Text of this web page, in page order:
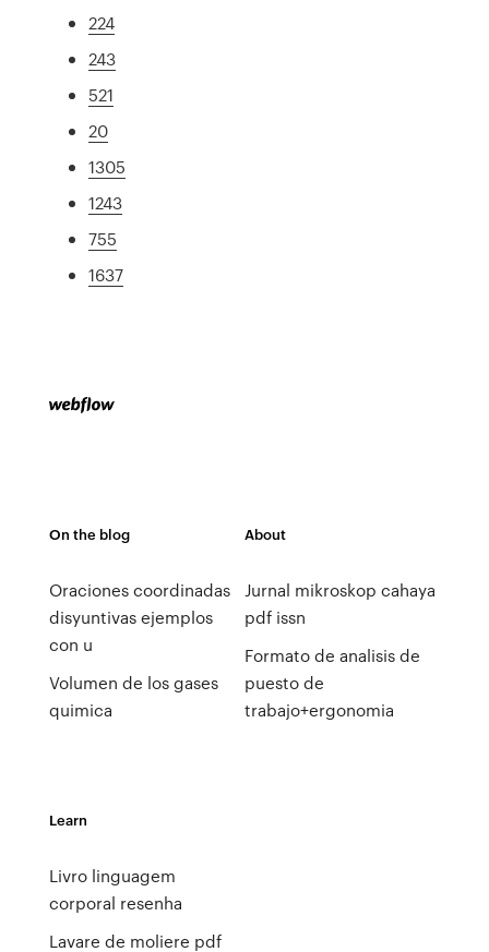
224
243
521
20
1305
1243
755
1637
On the blog
Oraciones coordinadas
disyuntivas ejemplos
con u
Volumen de los gases
quimica
About
Jurnal mikroskop cahaya
pdf issn
Formato de analisis de
puesto de
trabajo+ergonomia
Learn
Livro linguagem
corporal resenha
Lavare de moliere pdf